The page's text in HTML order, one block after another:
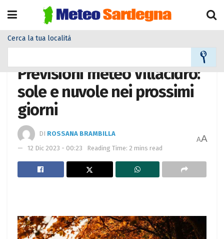
Cerca la tua località
Previsioni meteo Villacidro:
sole e nuvole nei prossimi
giorni
DI ROSSANA BRAMBILLA
12 Dic 2023 - 00:23
Reading Time: 2 mins read
AA